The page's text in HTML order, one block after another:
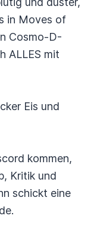
in Moves of
Cosmo-D-
ALLES mit
Eis und
kommen,
Kritik und
schickt eine